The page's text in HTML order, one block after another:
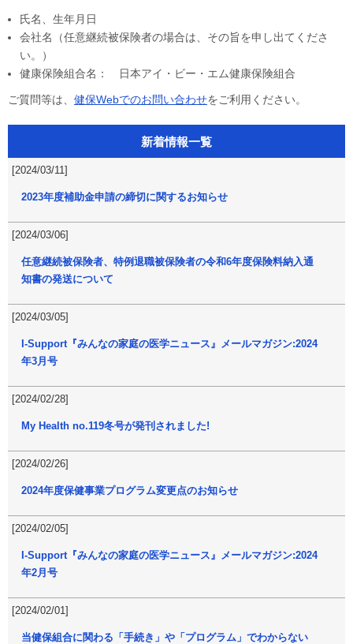
氏名、生年月日
会社名（任意継続被保険者の場合は、その旨を申し出てくださ
い。）
健康保険組合名： 日本アイ・ビー・エム健康保険組合
ご質問等は、 健保Webでのお問い合わせをご利用ください。
新着情報一覧
[2024/03/11]
2023年度補助金申請の締切に関するお知らせ
[2024/03/06]
任意継続被保険者、特例退職被保険者の令和6年度保険料納入通
知書の発送について
[2024/03/05]
I-Support『みんなの家庭の医学ニュース』メールマガジン:2024
年3月号
[2024/02/28]
My Health no.119冬号が発刊されました!
[2024/02/26]
2024年度保健事業プログラム変更点のお知らせ
[2024/02/05]
I-Support『みんなの家庭の医学ニュース』メールマガジン:2024
年2月号
[2024/02/01]
当健保組合に関わる「手続き」や「プログラム」でわからない